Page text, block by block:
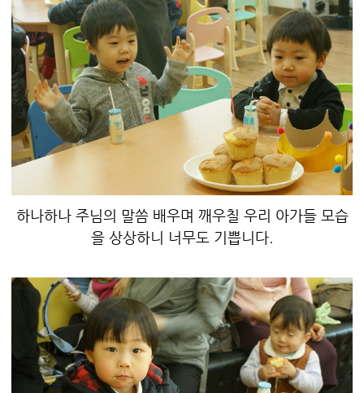
하나하나 주님의 말씀 배우며 깨우칠 우리 아가들 모습
을 상상하니 너무도 기쁩니다.